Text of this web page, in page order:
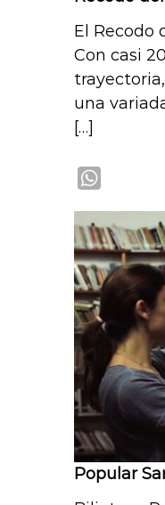
El Recodo
Con casi
una
[…]
a
t
s
A
p
Popular